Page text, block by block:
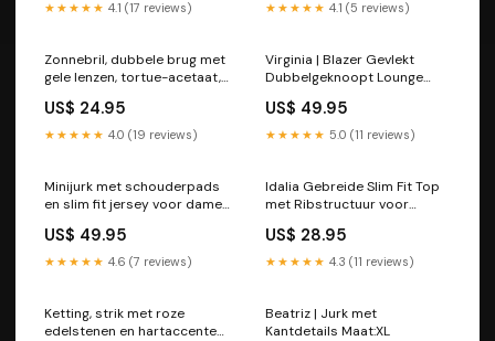
★★★★★ 4.1 (17 reviews) ★★★★★ 4.1 (5 reviews)
Zonnebril, dubbele brug met
gele lenzen, tortue-acetaat,
US$ 24.95
★★★★★ 4.0 (19 reviews)
Virginia | Blazer Gevlekt
Dubbelgeknoopt Lounge
US$ 49.95
★★★★★ 5.0 (11 reviews)
Minijurk met schouderpads
en slim fit jersey voor dames
US$ 49.95
★★★★★ 4.6 (7 reviews)
Idalia Gebreide Slim Fit Top
met Ribstructuur voor
US$ 28.95
★★★★★ 4.3 (11 reviews)
Ketting, strik met roze
edelstenen en hartaccenten,
Beatriz | Jurk met
Kantdetails Maat:XL